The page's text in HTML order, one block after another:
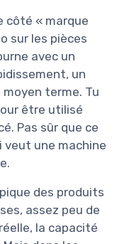
côté « marque
sur les pièces
avec un
un
terme. Tu
être utilisé
Pas sûr que ce
veut une machine
des produits
assez peu de
la capacité